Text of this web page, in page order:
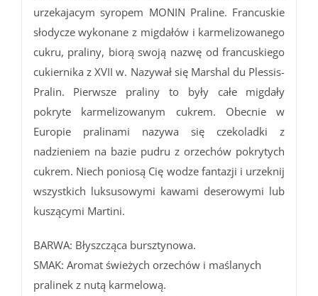
urzekajacym syropem MONIN Praline. Francuskie
słodycze wykonane z migdałów i karmelizowanego
cukru, praliny, biorą swoją nazwę od francuskiego
cukiernika z XVII w. Nazywał się Marshal du Plessis-
Pralin. Pierwsze praliny to były całe migdały
pokryte karmelizowanym cukrem. Obecnie w
Europie pralinami nazywa się czekoladki z
nadzieniem na bazie pudru z orzechów pokrytych
cukrem. Niech poniosą Cię wodze fantazji i urzeknij
wszystkich luksusowymi kawami deserowymi lub
kuszącymi Martini.
BARWA: Błyszcząca bursztynowa.
SMAK: Aromat świeżych orzechów i maślanych
pralinek z nutą karmelową.